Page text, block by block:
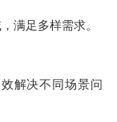
满足多样需求。
解决不同场景问